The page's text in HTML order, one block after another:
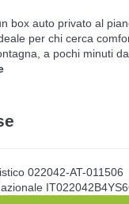
box auto privato al
per chi cerca
a pochi minuti
022042-AT-011506